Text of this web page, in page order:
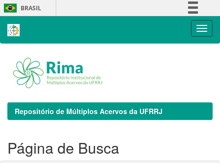
Skip
navigation
BRASIL
Repositório de Múltiplos Acervos da UFRRJ
Página de Busca